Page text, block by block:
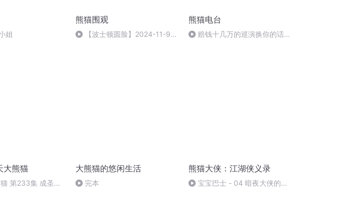
姐
熊猫围观
【波士顿圆脸】2024-11-9去
熊猫电台
赔钱十几万的巡演换你的话还
大熊猫
第233集 成圣
大熊猫的悠闲生活
完本
熊猫大侠：江湖侠义录
宝宝巴士 - 04 暗夜大侠的诞